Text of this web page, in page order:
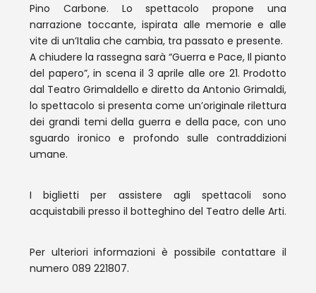
Pino Carbone. Lo spettacolo propone una
narrazione toccante, ispirata alle memorie e alle
vite di un’Italia che cambia, tra passato e presente.
A chiudere la rassegna sarà “Guerra e Pace, Il pianto
del papero”, in scena il 3 aprile alle ore 21. Prodotto
dal Teatro Grimaldello e diretto da Antonio Grimaldi,
lo spettacolo si presenta come un’originale rilettura
dei grandi temi della guerra e della pace, con uno
sguardo ironico e profondo sulle contraddizioni
umane.
I biglietti per assistere agli spettacoli sono
acquistabili presso il botteghino del Teatro delle Arti.
Per ulteriori informazioni è possibile contattare il
numero 089 221807.